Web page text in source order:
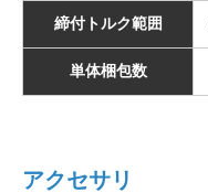
締付トルク範囲
単体梱包数
アクセサリ